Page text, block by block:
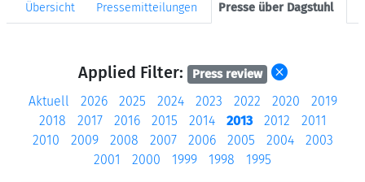
Übersicht Pressemitteilungen Presse über Dagstuhl
Applied Filter: Press review
Aktuell 2026 2025 2024 2023 2022 2020
2019
2018
2017 2016 2015 2014 2013 2012
2011
2010
2009 2008 2007 2006 2005 2004
2003
2001
2000 1999 1998 1995